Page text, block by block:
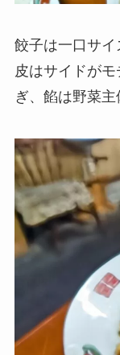
餃子は一口サイ
皮はサイドが
ぎ、餡は野菜主